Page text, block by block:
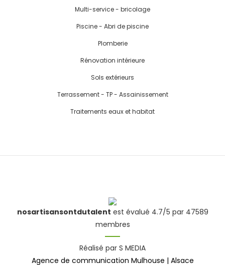
Multi-service - bricolage
Piscine - Abri de piscine
Plomberie
Rénovation intérieure
Sols extérieurs
Terrassement - TP - Assainissement
Traitements eaux et habitat
nosartisansontdutalent est évalué 4.7/5 par 47589
membres
Réalisé par S MEDIA
Agence de communication Mulhouse | Alsace